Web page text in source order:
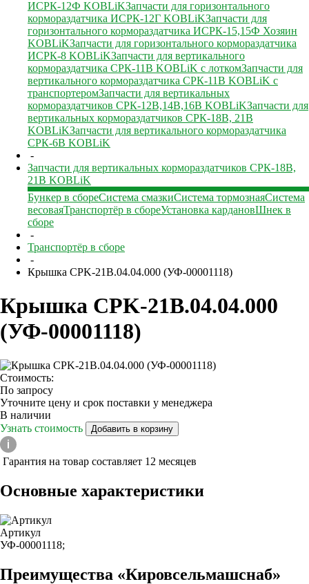
ИСРК-12Ф KOBLiKЗапчасти для горизонтального
кормораздатчика ИСРК-12Г KOBLiKЗапчасти для
горизонтального кормораздатчика ИСРК-15,15Ф Хозяин
KOBLiKЗапчасти для горизонтального кормораздатчика
ИСРК-8 KOBLiKЗапчасти для вертикального
кормораздатчика СРК-11В KOBLiK с лоткомЗапчасти для
вертикального кормораздатчика СРК-11В KOBLiK с
транспортеромЗапчасти для вертикальных
кормораздатчиков СРК-12В,14В,16В KOBLiKЗапчасти для
вертикальных кормораздатчиков СРК-18В, 21В
KOBLiKЗапчасти для вертикального кормораздатчика
СРК-6В KOBLiK
-
Запчасти для вертикальных кормораздатчиков СРК-18В,
21В KOBLiK
Бункер в сбореСистема смазкиСистема тормознаяСистема
весоваяТранспортёр в сбореУстановка кардановШнек в
сборе
-
Транспортёр в сборе
-
Крышка CPK-21B.04.04.000 (УФ-00001118)
Крышка CPK-21B.04.04.000
(УФ-00001118)
Стоимость:
По запросу
Уточните цену и срок поставки у менеджера
В наличии
Узнать стоимость
Добавить в корзину
Гарантия на товар составляет 12 месяцев
Основные характеристики
Артикул
УФ-00001118;
Преимущества «Кировсельмашснаб»